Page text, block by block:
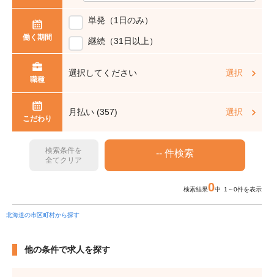
働く期間
単発（1日のみ）
継続（31日以上）
職種
選択してください 選択
こだわり
月払い (357) 選択
検索条件を
全てクリア
検索結果0中 1～0件を表示
北海道の市区町村から探す
他の条件で求人を探す